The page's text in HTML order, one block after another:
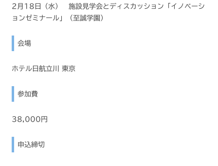
2月18日（水） 施設見学会とディスカッション「イノベーシ
ョンゼミナール」（至誠学園）
会場
ホテル日航立川 東京
参加費
38,000円
申込締切